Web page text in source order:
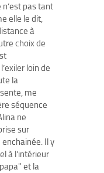
n’est pas tant
elle le dit,
à
choix de
loin de
la
me
séquence
ne
sur
Il y
à l’intérieur
et la